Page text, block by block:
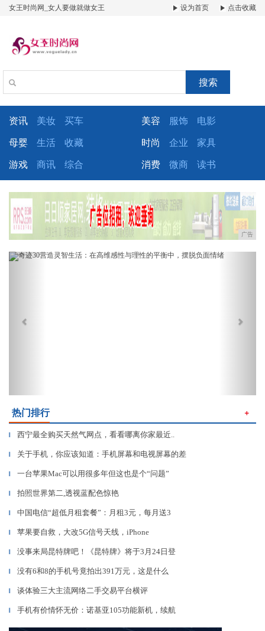
女王时尚网_女人要做就做女王 设为首页 点击收藏
搜索
资讯 美妆 买车 美容 服饰 电影
母婴 生活 收藏 时尚 企业 家具
游戏 商讯 综合 消费 微商 读书
广告
Previous
热门排行 ＋
▎ 西宁最全购买天然气网点，看看哪离你家最近..
▎ 关于手机，你应该知道：手机屏幕和电视屏幕的差
▎ 一台苹果Mac可以用很多年但这也是个“问题”
▎ 拍照世界第二,透视蓝配色惊艳
▎ 中国电信“超低月租套餐”：月租3元，每月送3
▎ 苹果要自救，大改5G信号天线，iPhone
▎ 没事来局昆特牌吧！《昆特牌》将于3月24日登
▎ 没有6和8的手机号竟拍出391万元，这是什么
▎ 谈体验三大主流网络二手交易平台横评
▎ 手机有价情怀无价：诺基亚105功能新机，续航